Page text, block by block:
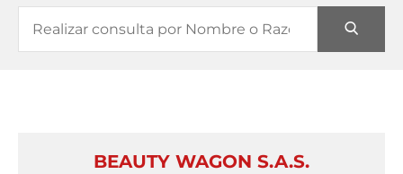
BEAUTY WAGON S.A.S.